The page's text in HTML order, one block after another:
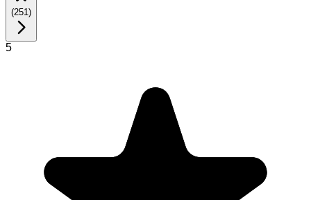
(251)
5